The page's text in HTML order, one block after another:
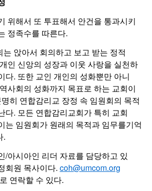
위해서 또 투표해서 안건을 통과시키
정족수를 따른다.
앉아서 회의하고 보고 받는 정적
인 신앙의 성장과 이웃 사랑을 실천하
다. 또한 교인 개인의 성화뿐만 아니
사회의 성화까지 목표로 하는 교회이
히 연합감리교 장정 속 임원회의 목적
다. 모든 연합감리교회가 특히 교회
는 임원회가 원래의 목적과 임무를기억
.
/아시아인 리더 자료를 담당하고 있
회원 목사이다. coh@umcom.org
연락할 수 있다.